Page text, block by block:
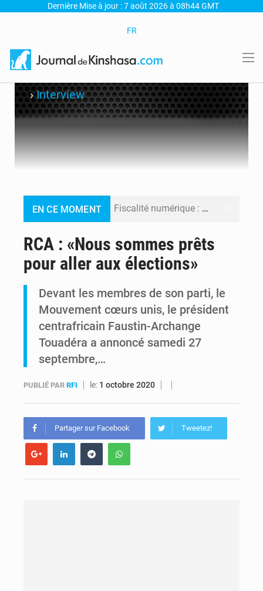
Dernière Mise à jour : 7 août 2026 à 08h44 GMT
FR
›Interview
EN CE MOMENT Fiscalité numérique : Seules les startups bénéficient de l’exonération, mais l’arrêté interministériel reste en vigueur (Mise au point)
RDC : Raïssa Malu lance les préparatifs d’une Table ronde nationale sur l’éducation inclusive des enfants handicapés
Shadary et Minaku enfin transférés à l’auditorat militaire après 200 jours d’opacité
RCA : «Nous sommes prêts
pour aller aux élections»
Devant les membres de son parti, le
Mouvement cœurs unis, le président
centrafricain Faustin-Archange
Touadéra a annoncé samedi 27
septembre,…
PUBLIÉ PAR RFI le: 1 octobre 2020
Partager sur Facebook Tweetez!